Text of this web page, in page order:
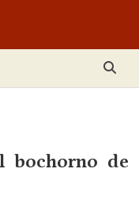
bochorno de